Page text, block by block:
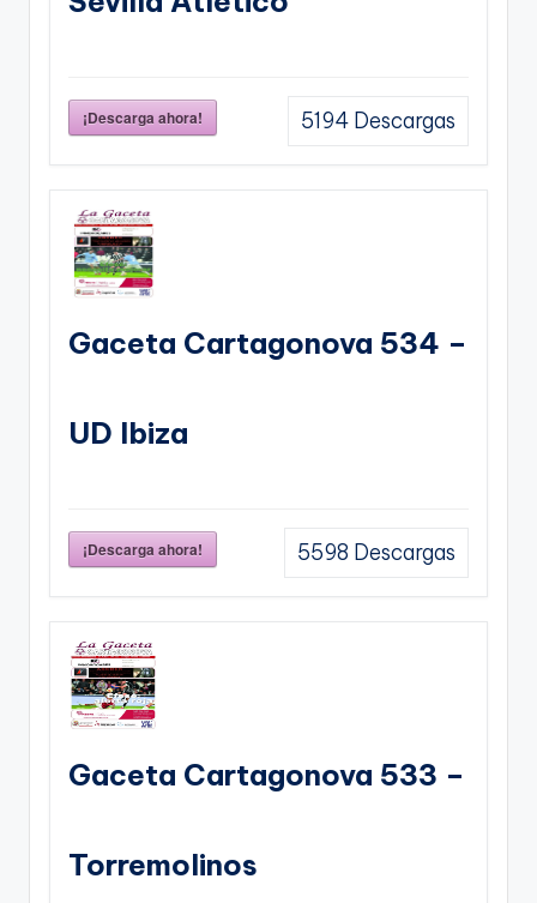
¡Descarga ahora! 5194 Descargas
Gaceta Cartagonova 534 –
UD Ibiza
¡Descarga ahora! 5598 Descargas
Gaceta Cartagonova 533 –
Torremolinos